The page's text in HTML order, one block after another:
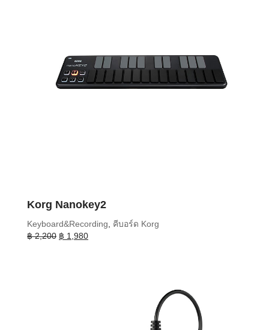
Korg Nanokey2
Keyboard&Recording
คีบอร์ด Korg
฿2,200 Original
฿ 1,980Current